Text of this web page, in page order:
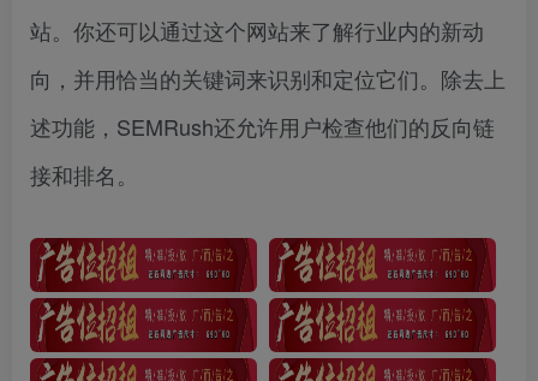
站。你还可以通过这个网站来了解行业内的新动
向，并用恰当的关键词来识别和定位它们。除去上
述功能，SEMRush还允许用户检查他们的反向链
接和排名。